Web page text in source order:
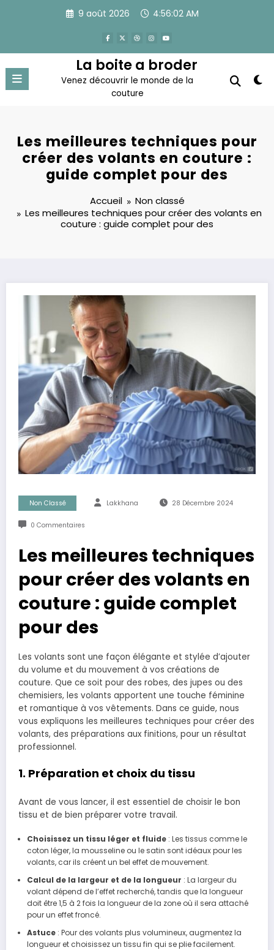
9 août 2026 4:56:03 AM
La boite a broder
Venez découvrir le monde de la
couture
Les meilleures techniques pour
créer des volants en couture :
guide complet pour des
Accueil
Non classé
Les meilleures techniques pour créer des volants en
couture : guide complet pour des
Non Classé Lakkhana 28 Décembre 2024
0 Commentaires
Les meilleures techniques
pour créer des volants en
couture : guide complet
pour des
Les volants sont une façon élégante et stylée d’ajouter
du volume et du mouvement à vos créations de
couture. Que ce soit pour des robes, des jupes ou des
chemisiers, les volants apportent une touche féminine
et romantique à vos vêtements. Dans ce guide, nous
vous expliquons les meilleures techniques pour créer des
volants, des préparations aux finitions, pour un résultat
professionnel.
1. Préparation et choix du tissu
Avant de vous lancer, il est essentiel de choisir le bon
tissu et de bien préparer votre travail.
Choisissez un tissu léger et fluide: Les tissus comme le
coton léger, la mousseline ou le satin sont idéaux pour les
volants, car ils créent un bel effet de mouvement.
Calcul de la largeur et de la longueur : La largeur du
volant dépend de l’effet recherché, tandis que la longueur
doit être 1,5 à 2 fois la longueur de la zone où il sera attaché
pour un effet froncé.
Astuce: Pour des volants plus volumineux, augmentez la
longueur et choisissez un tissu fin qui se plie facilement.